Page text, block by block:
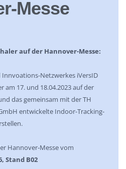
Messe
auf der Hannover-Messe:
Innvoations-Netzwerkes iVersID
am 17. und 18.04.2023 auf der
das gemeinsam mit der TH
entwickelte Indoor-Tracking-
Hannover-Messe vom
Stand B02